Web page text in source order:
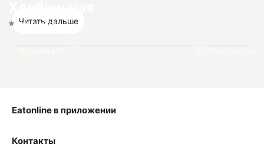
Нет оценок
Читать дальше
Контакты
Eatonline в приложении